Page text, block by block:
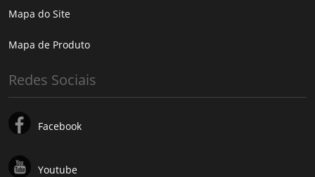
Mapa do Site
Mapa de Produto
Redes Sociais
Facebook
Youtube